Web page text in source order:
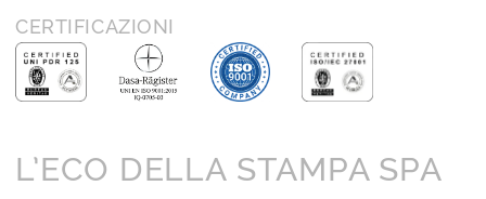
CERTIFICAZIONI
L’ECO DELLA STAMPA SPA